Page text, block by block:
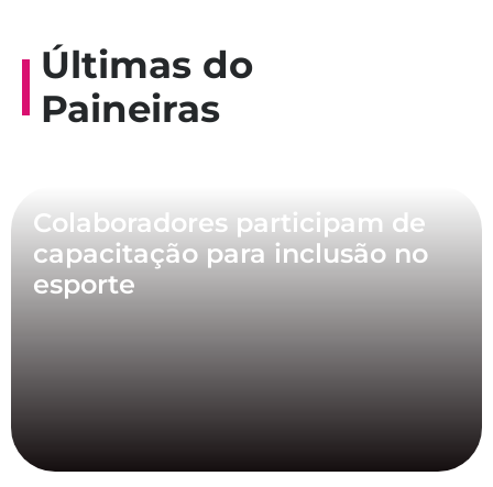
Últimas do
Paineiras
Colaboradores participam de
capacitação para inclusão no
esporte